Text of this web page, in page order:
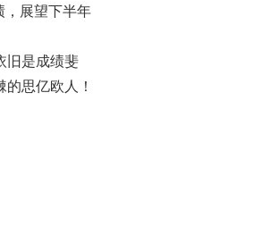
展望下半年
旧是成绩斐
思亿欧人！